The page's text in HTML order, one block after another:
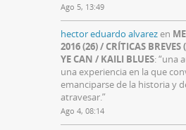
Ago 5, 13:49
hector eduardo alvarezen
2016 (26) / CRÍTICAS
YE CAN / KAILI BLUES: “una
una experiencia en la que
emanciparse de la historia y
atravesar.”
Ago 4, 08:14